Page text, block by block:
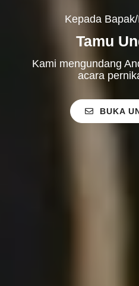
Kepada
Tamu
Kami mengundang
acara
BUKA